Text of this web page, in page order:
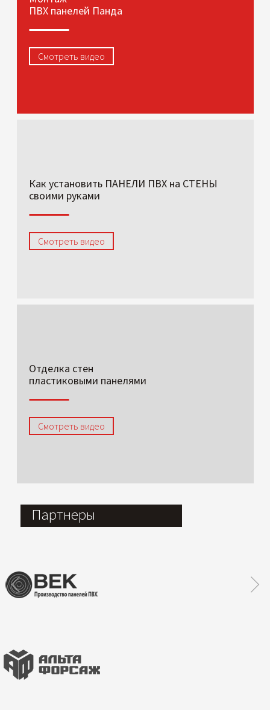
ПВХ панелей Панда
Смотреть видео
Как установить ПАНЕЛИ ПВХ на СТЕНЫ
своими руками
Смотреть видео
Отделка стен
пластиковыми панелями
Смотреть видео
Партнеры